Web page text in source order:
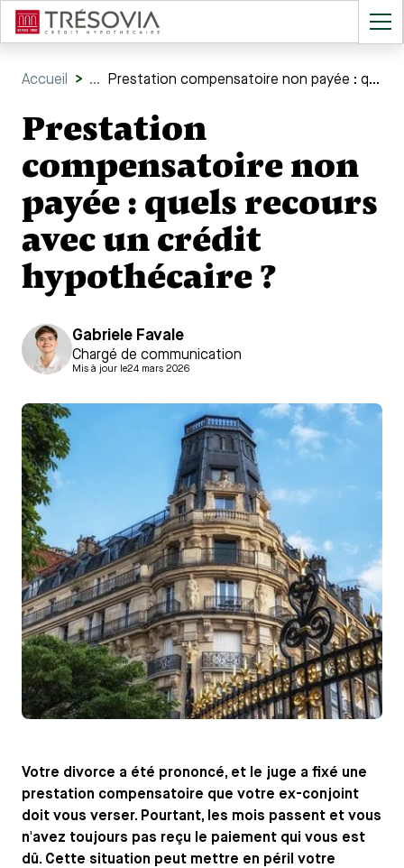
Accueil > ... Prestation compensatoire non payée : quels recours avec un crédit hypothécaire ?
Prestation
compensatoire non
payée : quels recours
avec un crédit
hypothécaire ?
Gabriele Favale
Chargé de communication
Mis à jour le24 mars 2026
Votre divorce a été prononcé, et le juge a fixé une
prestation compensatoire que votre ex-conjoint
doit vous verser. Pourtant, les mois passent et vous
n'avez toujours pas reçu le paiement qui vous est
dû. Cette situation peut mettre en péril votre